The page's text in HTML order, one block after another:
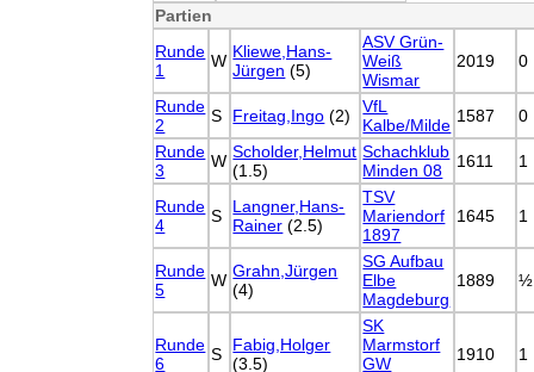
Partien
Runde
1
W Kliewe,Hans-
Jürgen (5)
ASV Grün-
Weiß
Wismar
2019 0
Runde
2
S Freitag,Ingo (2)
VfL
Kalbe/Milde 1587
0
Runde
3
W Scholder,Helmut
(1.5)
Schachklub
Minden 08
1611 1
Runde
4
S
Langner,Hans-
Rainer (2.5)
TSV
Mariendorf
1897
1645 1
Runde
5
W Grahn,Jürgen
(4)
SG Aufbau
Elbe
Magdeburg
1889 ½
Runde
6
S
Fabig,Holger
(3.5)
SK
Marmstorf
GW
1910 1